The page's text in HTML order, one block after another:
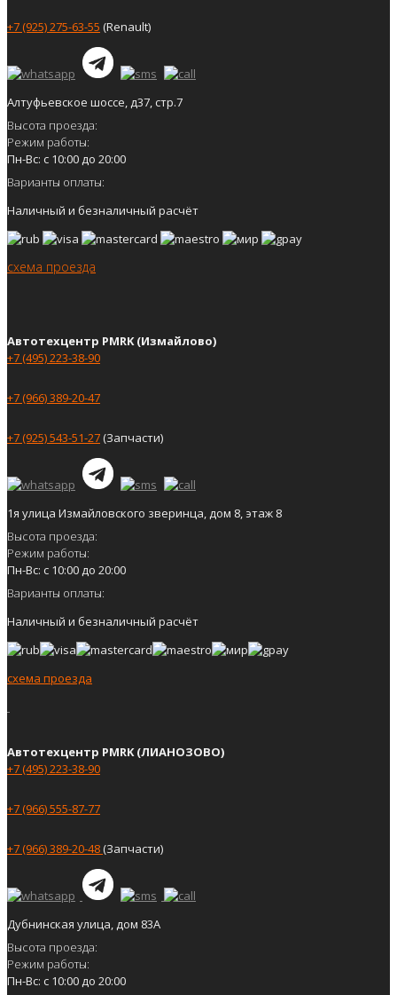
+7 (925) 275-63-55 (Renault)
Алтуфьевское шоссе, д37, стр.7
Высота проезда:
Режим работы:
Пн-Вс: с 10:00 до 20:00
Варианты оплаты:
Наличный и безналичный расчёт
схема проезда
Автотехцентр PMRK (Измайлово)
+7 (495) 223-38-90
+7 (966) 389-20-47
+7 (925) 543-51-27(Запчасти)
1я улица Измайловского зверинца, дом 8, этаж 8
Высота проезда:
Режим работы:
Пн-Вс: с 10:00 до 20:00
Варианты оплаты:
Наличный и безналичный расчёт
схема проезда
Автотехцентр PMRK (ЛИАНОЗОВО)
+7 (495) 223-38-90
+7 (966) 555-87-77
+7 (966) 389-20-48(Запчасти)
Дубнинская улица, дом 83А
Высота проезда:
Режим работы:
Пн-Вс: с 10:00 до 20:00